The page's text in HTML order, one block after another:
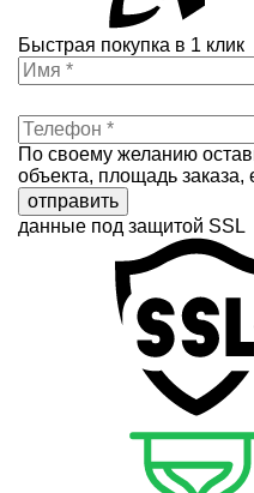
Быстрая покупка в 1 клик
По своему желанию
объекта, площадь заказа,
отправить
данные под защитой SSL